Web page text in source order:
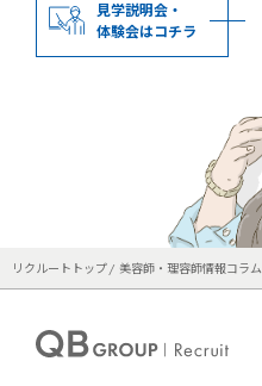
見学説明会・
体験会はコチラ
リクルートトップ 美容師・理容師情報コラム